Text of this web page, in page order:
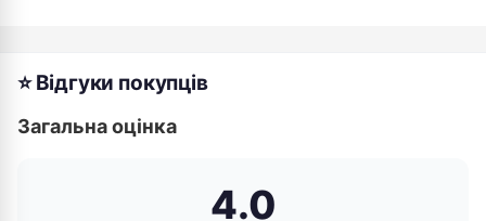
⭐ Відгуки покупців
Загальна оцінка
4.0